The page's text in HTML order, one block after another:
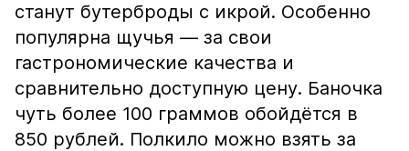
станут бутерброды с икрой. Особенно
популярна щучья — за свои
гастрономические качества и
сравнительно доступную цену. Баночка
чуть более 100 граммов обойдётся в
850 рублей. Полкило можно взять за